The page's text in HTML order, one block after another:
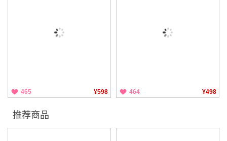
465 ¥598 464 ¥498
推荐商品